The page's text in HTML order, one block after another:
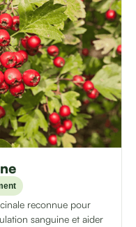
reconnue pour
sanguine et aider